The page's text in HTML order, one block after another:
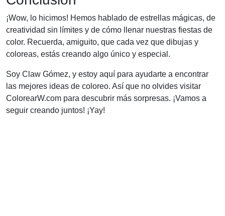
¡Wow, lo hicimos! Hemos hablado de estrellas mágicas, de
creatividad sin límites y de cómo llenar nuestras fiestas de
color. Recuerda, amiguito, que cada vez que dibujas y
coloreas, estás creando algo único y especial.
Soy Claw Gómez, y estoy aquí para ayudarte a encontrar
las mejores ideas de coloreo. Así que no olvides visitar
ColorearW.com para descubrir más sorpresas. ¡Vamos a
seguir creando juntos! ¡Yay!